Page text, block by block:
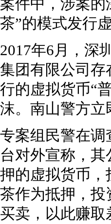
案件中，涉案的
茶”的模式发行
2017年6月，深
集团有限公司
行的虚拟货币“
沫。南山警方
专案组民警在
台对外宣称，
押的虚拟货币，
茶作为抵押，投
买卖，以此赚取